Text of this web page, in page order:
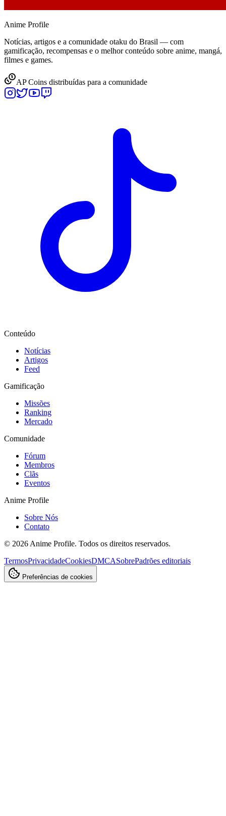
Anime Profile
Notícias, artigos e a comunidade otaku do Brasil — com
gamificação, recompensas e o melhor conteúdo sobre anime, mangá,
filmes e games.
AP Coins distribuídas para a comunidade
Conteúdo
Notícias
Artigos
Feed
Gamificação
Missões
Ranking
Mercado
Comunidade
Fórum
Membros
Clãs
Eventos
Anime Profile
Sobre Nós
Contato
© 2026 Anime Profile. Todos os direitos reservados.
TermosPrivacidadeCookiesDMCASobrePadrões editoriais
Preferências de cookies